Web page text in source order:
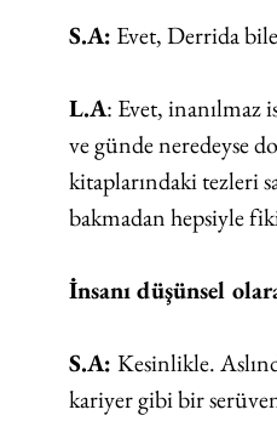
S.A: Evet, Derrida
L.A: Evet, inanılmaz
ve günde neredeyse
kitaplarındaki tezleri
bakmadan hepsiyle
İnsanı düşünsel
S.A: Kesinlikle.
kariyer gibi bir